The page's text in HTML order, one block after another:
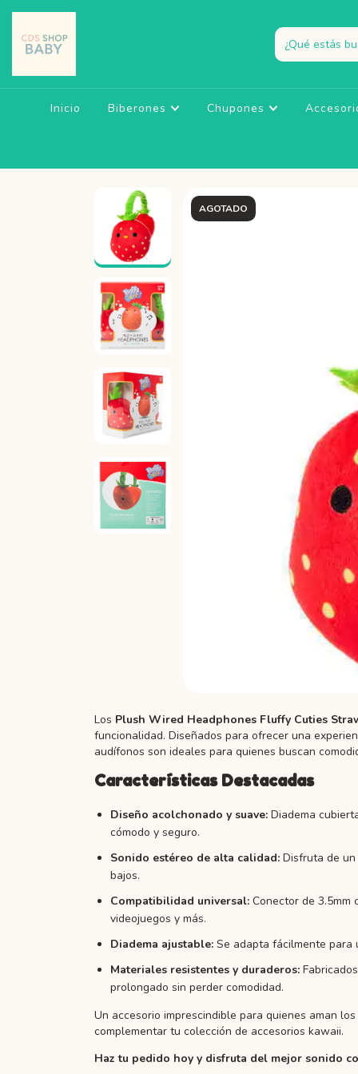
Inicio Biberones Chupones
AGOTADO
Los Plush Wired Headphones Fluffy Cuties
funcionalidad. Diseñados para ofrecer una
audífonos son ideales para quienes buscan
Características Destacadas
Diseño acolchonado y suave: Diadema
cómodo y seguro.
Sonido estéreo de alta calidad: Disfruta de
bajos.
Compatibilidad universal: Conector de
videojuegos y más.
Diadema ajustable: Se adapta fácilmente para
Materiales resistentes y duraderos:
prolongado sin perder comodidad.
Un accesorio imprescindible para quienes aman
complementar tu colección de accesorios kawaii.
Haz tu pedido hoy y disfruta del mejor sonido